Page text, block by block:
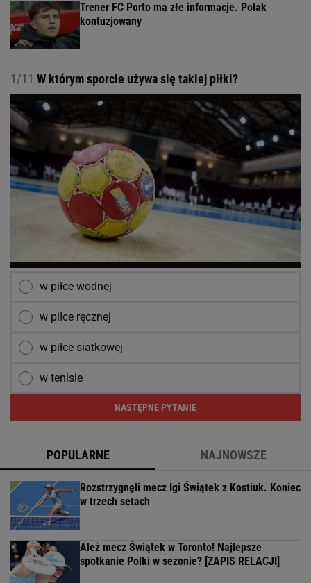
Trener FC Porto ma złe informacje. Polak
kontuzjowany
1/11 W którym sporcie używa się takiej piłki?
w piłce wodnej
w piłce ręcznej
w piłce siatkowej
w tenisie
NASTĘPNE PYTANIE
POPULARNE NAJNOWSZE
Rozstrzygnęli mecz Igi Świątek z Kostiuk. Koniec
w trzech setach
Ależ mecz Świątek w Toronto! Najlepsze
spotkanie Polki w sezonie? [ZAPIS RELACJI]